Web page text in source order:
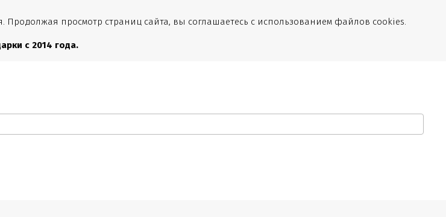
просмотр страниц сайта, вы соглашаетесь с использованием файлов cookies.
с 2014 года.